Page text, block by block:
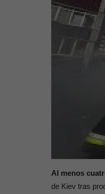
Al menos
de Kiev tras